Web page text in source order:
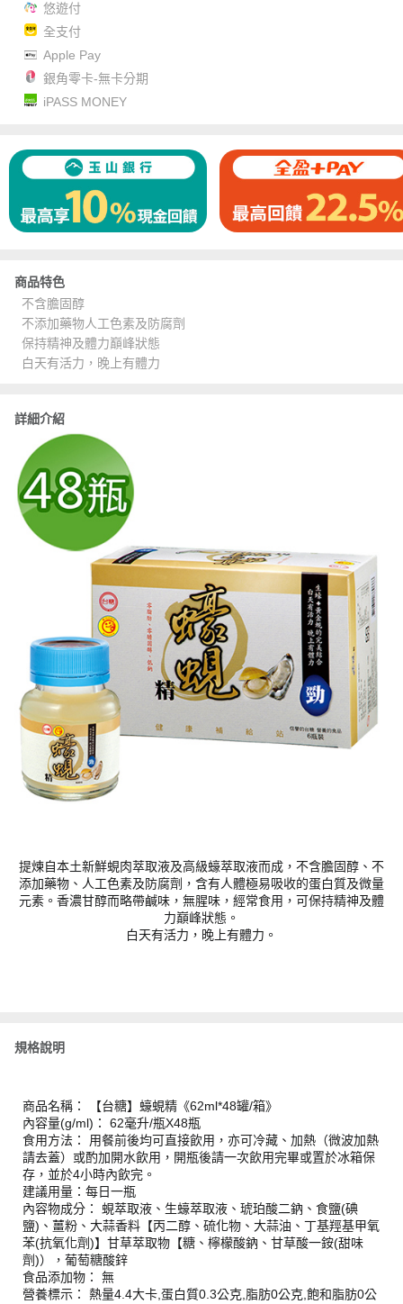
悠遊付
全支付
Apple Pay
銀角零卡-無卡分期
iPASS MONEY
商品特色
不含膽固醇
不添加藥物人工色素及防腐劑
保持精神及體力巔峰狀態
白天有活力，晚上有體力
詳細介紹
提煉自本土新鮮蜆肉萃取液及高級蠔萃取液而成，不含膽固醇、不
添加藥物、人工色素及防腐劑，含有人體極易吸收的蛋白質及微量
元素。香濃甘醇而略帶鹹味，無腥味，經常食用，可保持精神及體
力巔峰狀態。
白天有活力，晚上有體力。
規格說明
商品名稱： 【台糖】蠔蜆精《62ml*48罐/箱》
內容量(g/ml)： 62毫升/瓶X48瓶
食用方法： 用餐前後均可直接飲用，亦可冷藏、加熱（微波加熱
請去蓋）或酌加開水飲用，開瓶後請一次飲用完畢或置於冰箱保
存，並於4小時內飲完。
建議用量：每日一瓶
內容物成分： 蜆萃取液、生蠔萃取液、琥珀酸二鈉、食鹽(碘
鹽)、薑粉、大蒜香料【丙二醇、硫化物、大蒜油、丁基羥基甲氧
苯(抗氧化劑)】甘草萃取物【糖、檸檬酸鈉、甘草酸一銨(甜味
劑)），葡萄糖酸鋅
食品添加物： 無
營養標示： 熱量4.4大卡,蛋白質0.3公克,脂肪0公克,飽和脂肪0公